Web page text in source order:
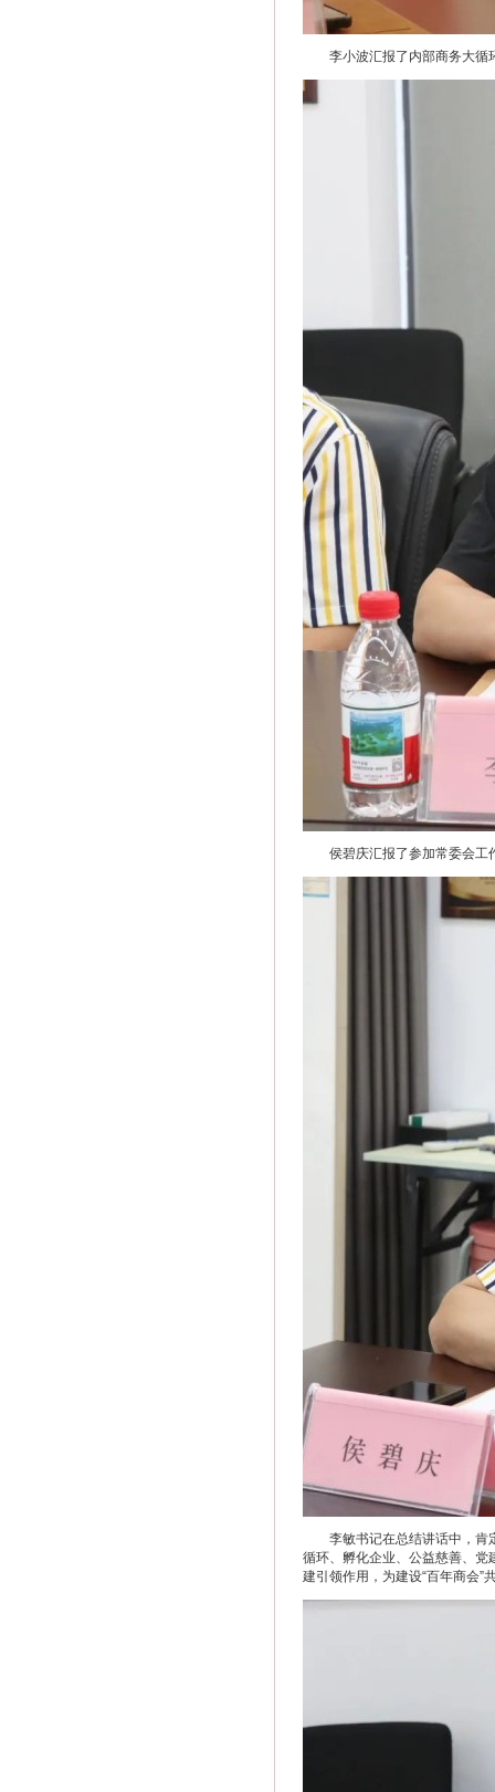
李小波汇报了内部商务大循
侯碧庆汇报了参加常委会工
李敏书记在总结讲话中，肯
循环、孵化企业、公益慈善、党
建引领作用，为建设“百年商会”